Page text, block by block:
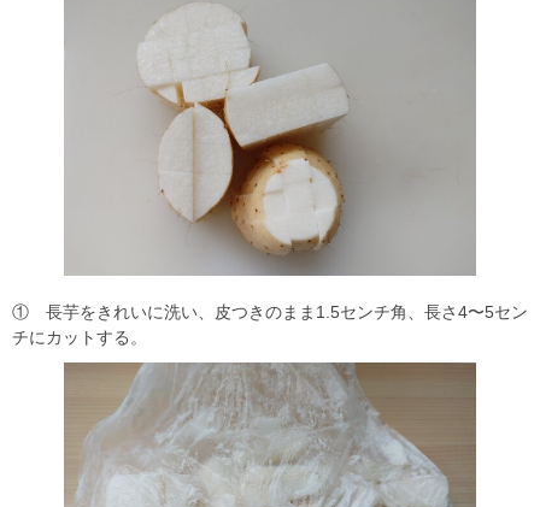
① 長芋をきれいに洗い、皮つきのまま1.5センチ角、長さ4〜5セン
チにカットする。